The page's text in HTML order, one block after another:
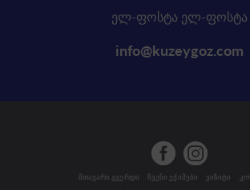
ელ-ფოსტა ელ-ფოსტა
info@kuzeygoz.com
მთავარი გვერდი ჩვენი ექიმები ვიზიტი